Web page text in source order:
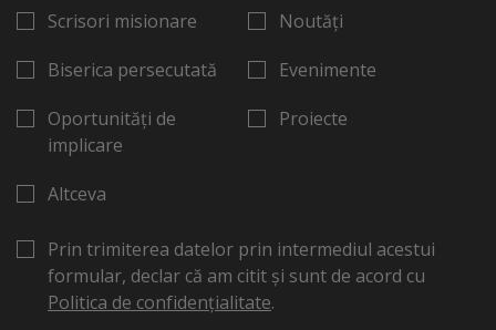
Scrisori misionare
Biserica persecutată
Oportunități de
implicare
Noutăți
Evenimente
Proiecte
Altceva
Prin trimiterea datelor prin intermediul acestui
formular, declar că am citit și sunt de acord cu
Politica de confidențialitate.